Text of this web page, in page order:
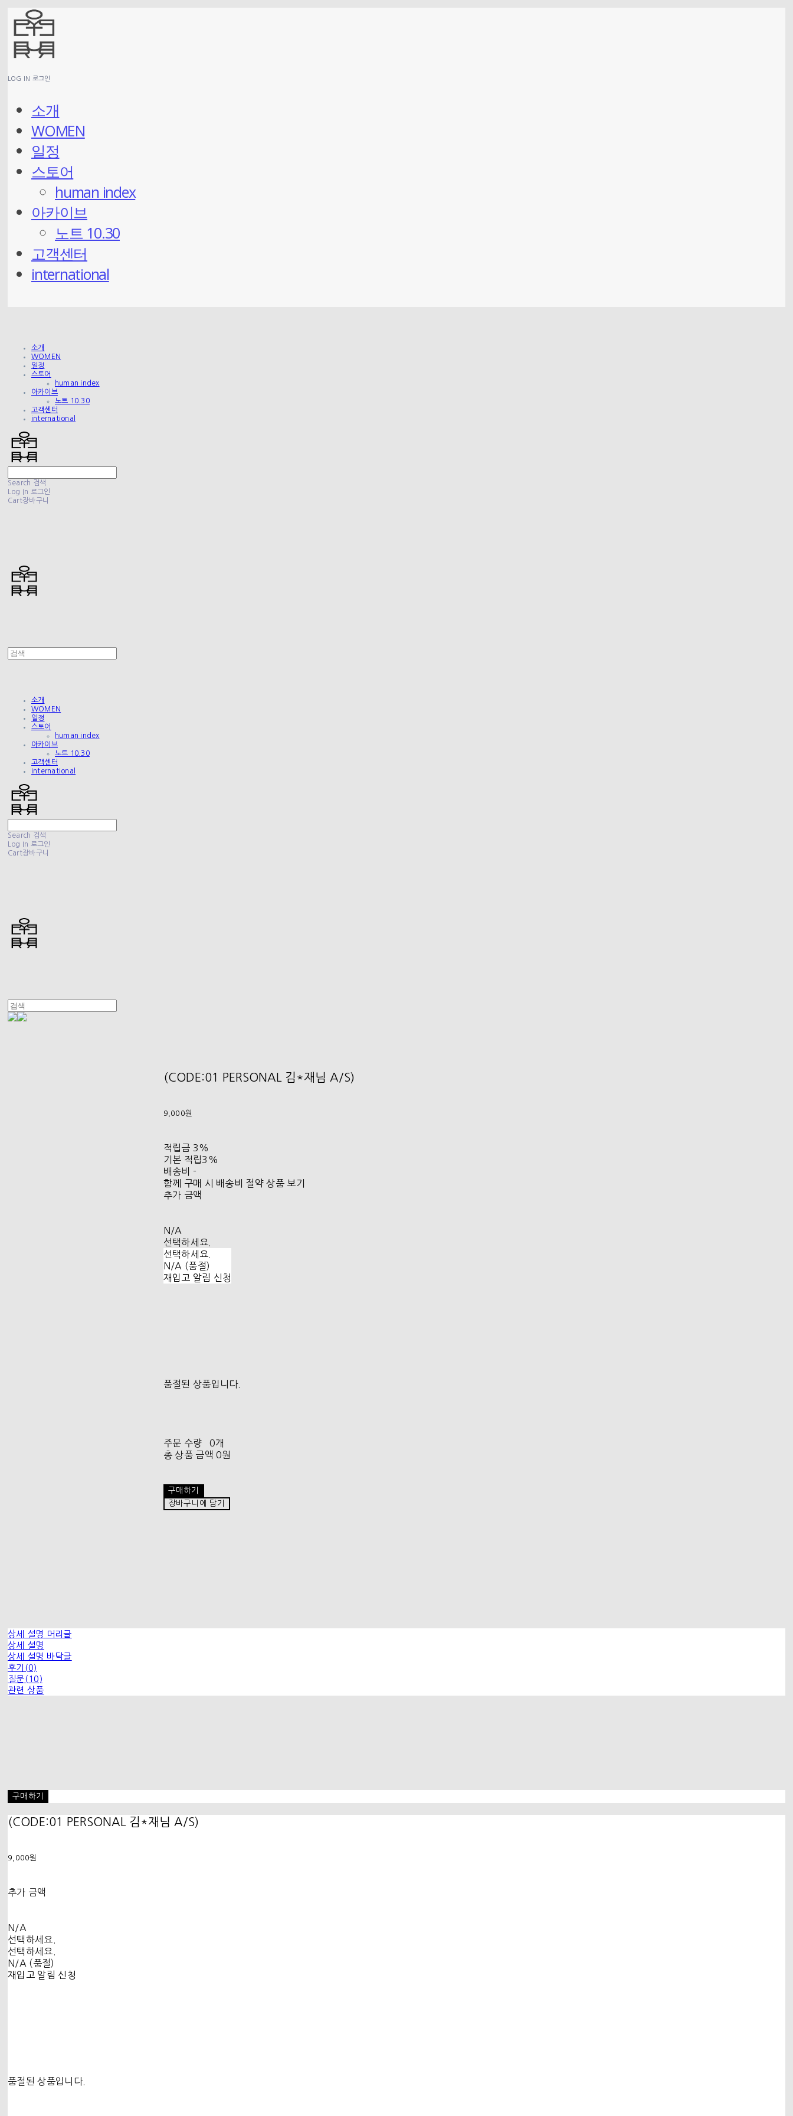
LOG IN 로그인
소개
WOMEN
일정
스토어
human index
아카이브
노트 10.30
고객센터
international
소개
WOMEN
일정
스토어
human index
아카이브
노트 10.30
고객센터
international
Search 검색
Log In 로그인
Cart장바구니
소개
WOMEN
일정
스토어
human index
아카이브
노트 10.30
고객센터
international
Search 검색
Log In 로그인
Cart장바구니
(CODE:01 PERSONAL 김*재님 A/S)
9,000원
적립금 3%
기본 적립3%
배송비 -
함께 구매 시 배송비 절약 상품 보기
추가 금액
N/A
선택하세요.
선택하세요.
N/A (품절)
재입고 알림 신청
품절된 상품입니다.
주문 수량
0개
총 상품 금액 0원
구매하기
장바구니에 담기
상세 설명 머리글
상세 설명
상세 설명 바닥글
후기(0)
질문(10)
관련 상품
구매하기
(CODE:01 PERSONAL 김*재님 A/S)
9,000원
추가 금액
N/A
선택하세요.
선택하세요.
N/A (품절)
재입고 알림 신청
품절된 상품입니다.